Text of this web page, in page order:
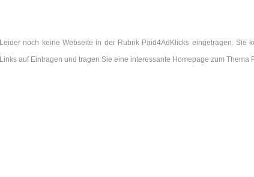
Leider noch keine Webseite in der Rubrik Paid4AdKlicks eingetragen. Sie
Links auf Eintragen und tragen Sie eine interessante Homepage zum Thema